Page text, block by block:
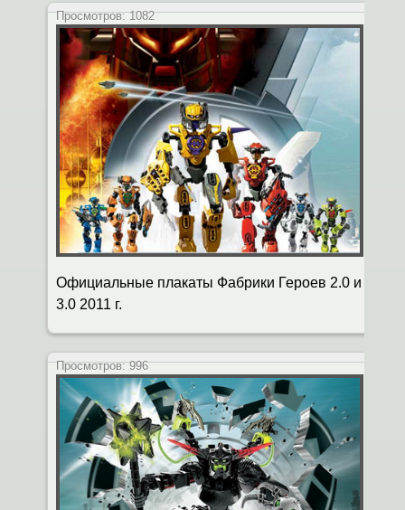
Просмотров:1082
Официальные плакаты Фабрики Героев 2.0 и
3.0 2011 г.
Просмотров:996